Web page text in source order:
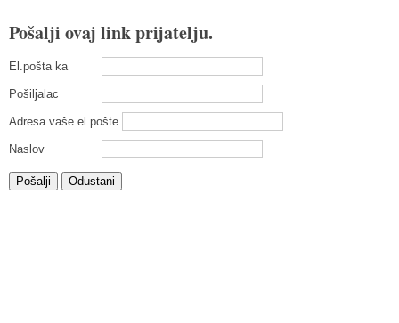
Pošalji ovaj link prijatelju.
El.pošta ka
Pošiljalac
Adresa vaše el.pošte
Naslov
Pošalji Odustani